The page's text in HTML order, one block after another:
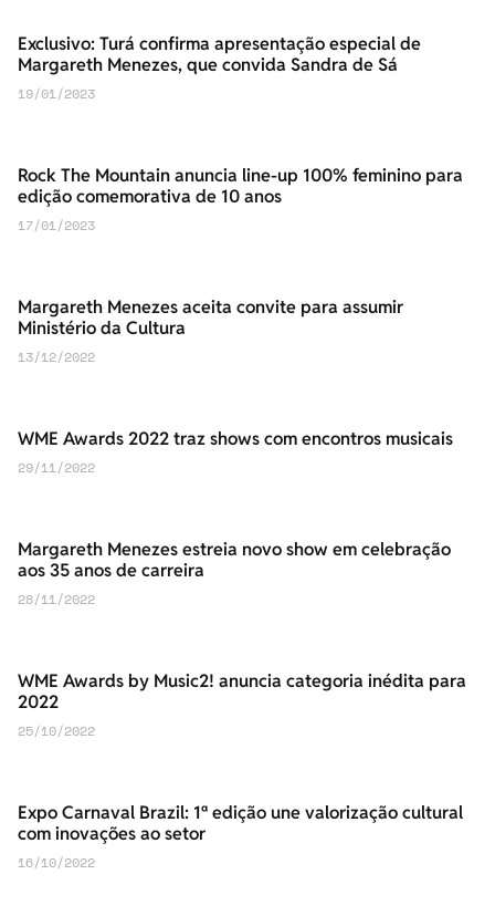
Exclusivo: Turá confirma apresentação especial de
Margareth Menezes, que convida Sandra de Sá
19/01/2023
Rock The Mountain anuncia line-up 100% feminino para
edição comemorativa de 10 anos
17/01/2023
Margareth Menezes aceita convite para assumir
Ministério da Cultura
13/12/2022
WME Awards 2022 traz shows com encontros musicais
29/11/2022
Margareth Menezes estreia novo show em celebração
aos 35 anos de carreira
28/11/2022
WME Awards by Music2! anuncia categoria inédita para
2022
25/10/2022
Expo Carnaval Brazil: 1ª edição une valorização cultural
com inovações ao setor
16/10/2022